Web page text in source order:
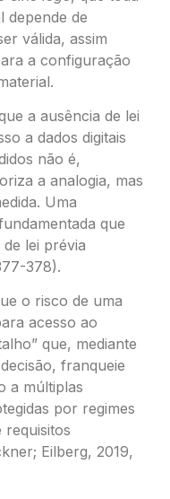
depende de
válida, assim
a configuração
a ausência de lei
a dados digitais
não é,
a analogia, mas
Uma
que
lei prévia
378).
o risco de uma
acesso ao
que, mediante
franqueie
a múltiplas
por regimes
requisitos
Eilberg, 2019,